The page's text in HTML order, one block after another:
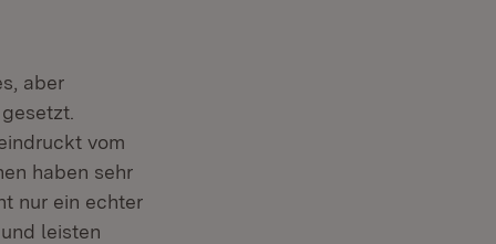
aber
vom
haben sehr
nur ein echter
leisten